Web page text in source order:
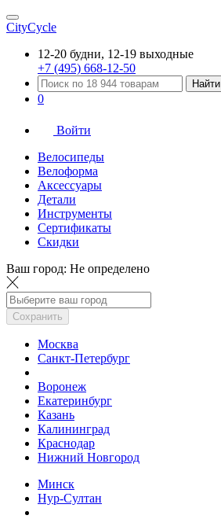
CityCycle
12-20 будни, 12-19 выходные
+7 (495) 668-12-50
Найти
0
Войти
Велосипеды
Велоформа
Аксессуары
Детали
Инструменты
Сертификаты
Скидки
Ваш город: Не определено
Сохранить
Москва
Санкт-Петербург
Воронеж
Екатеринбург
Казань
Калининград
Краснодар
Нижний Новгород
Минск
Нур-Султан